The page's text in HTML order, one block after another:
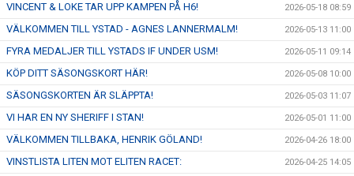
VINCENT & LOKE TAR UPP KAMPEN PÅ H6! 2026-05-18 08:59
VÄLKOMMEN TILL YSTAD - AGNES LANNERMALM! 2026-05-13 11:00
FYRA MEDALJER TILL YSTADS IF UNDER USM! 2026-05-11 09:14
KÖP DITT SÄSONGSKORT HÄR! 2026-05-08 10:00
SÄSONGSKORTEN ÄR SLÄPPTA! 2026-05-03 11:07
VI HAR EN NY SHERIFF I STAN! 2026-05-01 11:00
VÄLKOMMEN TILLBAKA, HENRIK GÖLAND! 2026-04-26 18:00
VINSTLISTA LITEN MOT ELITEN RACET: 2026-04-25 14:05